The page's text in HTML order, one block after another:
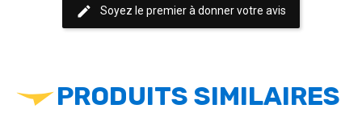
edit Soyez le premier à donner votre avis
PRODUITS SIMILAIRES